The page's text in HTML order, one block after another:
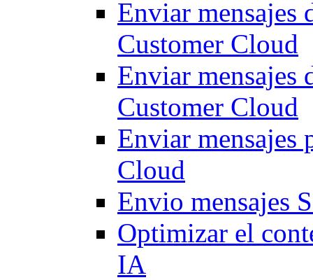
Enviar mensajes
Customer Cloud
Enviar mensajes
Customer Cloud
Enviar mensajes
Cloud
Envio mensajes
Optimizar el
IA